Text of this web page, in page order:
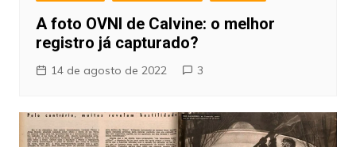
A foto OVNI de Calvine: o melhor
registro já capturado?
14 de agosto de 2022 3